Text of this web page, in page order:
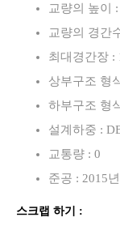
교량의 높이
교량의 경간
최대경간장 :
상부구조 형
하부구조 형
설계하중 :
교통량 : 0
준공 : 2015년
스크랩 하기 :